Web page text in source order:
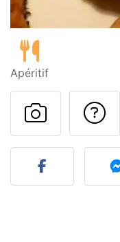
Apéritif
Publier